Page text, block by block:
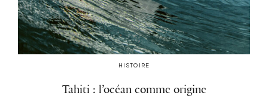
HISTOIRE
Tahiti : l’océan comme origine